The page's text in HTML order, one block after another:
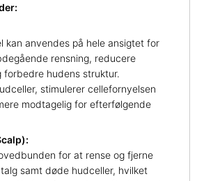
kan anvendes på hele ansigtet for
rensning, reducere
hudens struktur.
stimulerer cellefornyelsen
modtagelig for efterfølgende
for at rense og fjerne
samt døde hudceller, hvilket